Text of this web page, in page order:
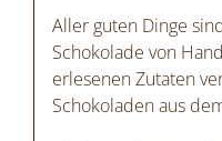
Aller guten Dinge
Schokolade von
erlesenen Zutaten
Schokoladen aus